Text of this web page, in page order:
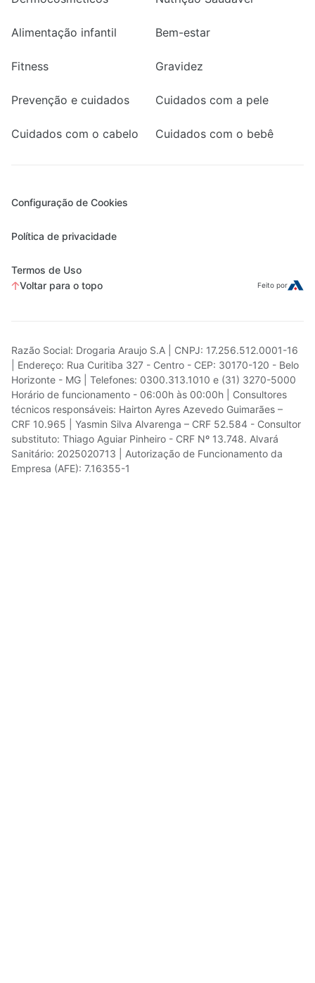
Alimentação infantil Bem-estar
Fitness Gravidez
Prevenção e cuidados Cuidados com a pele
Cuidados com o cabelo Cuidados com o bebê
Configuração de Cookies
Política de privacidade
Termos de Uso
Voltar para o topo
Feito por
Razão Social: Drogaria Araujo S.A | CNPJ: 17.256.512.0001-16
| Endereço: Rua Curitiba 327 - Centro - CEP: 30170-120 - Belo
Horizonte - MG | Telefones: 0300.313.1010 e (31) 3270-5000
Horário de funcionamento - 06:00h às 00:00h | Consultores
técnicos responsáveis: Hairton Ayres Azevedo Guimarães –
CRF 10.965 | Yasmin Silva Alvarenga – CRF 52.584 - Consultor
substituto: Thiago Aguiar Pinheiro - CRF Nº 13.748. Alvará
Sanitário: 2025020713 | Autorização de Funcionamento da
Empresa (AFE): 7.16355-1